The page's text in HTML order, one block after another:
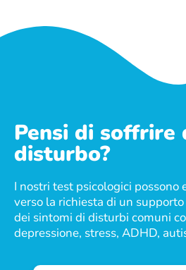
Pensi di soffrire
disturbo?
I nostri test psicologici possono
verso la richiesta di un
dei sintomi di disturbi comuni
depressione, stress, ADHD,